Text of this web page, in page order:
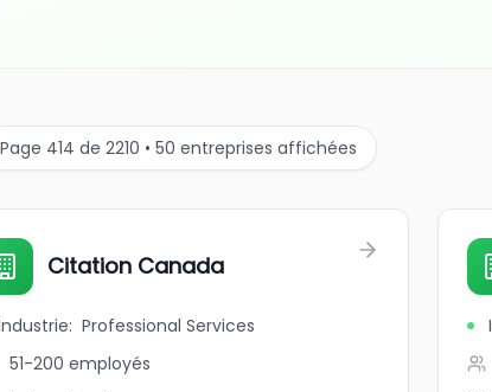
Page 414 de 2210 • 50 entreprises affichées
Citation Canada
: Professional Services
51-200 employés